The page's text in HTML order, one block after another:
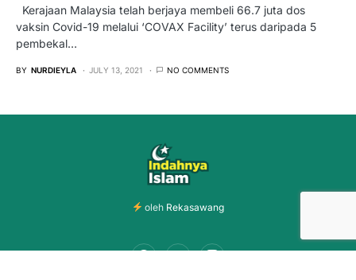
Kerajaan Malaysia telah berjaya membeli 66.7 juta dos
vaksin Covid-19 melalui ‘COVAX Facility’ terus daripada 5
pembekal…
BY NURDIEYLA JULY 13, 2021 NO COMMENTS
oleh Rekasawang